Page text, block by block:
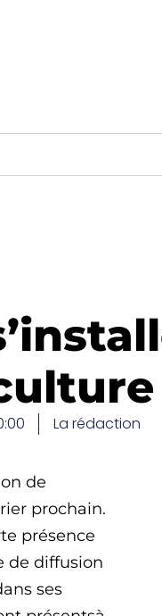
La rédaction
de
prochain.
présence
de diffusion
ses